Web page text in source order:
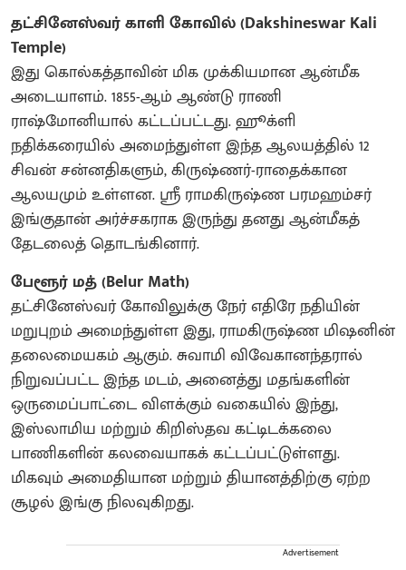
தட்சினேஸ்வர் காளி கோவில் (Dakshineswar Kali
Temple)
​இது கொல்கத்தாவின் மிக முக்கியமான ஆன்மீக
அடையாளம். 1855-ஆம் ஆண்டு ராணி
ராஷ்மோனியால் கட்டப்பட்டது. ஹூக்ளி
நதிக்கரையில் அமைந்துள்ள இந்த ஆலயத்தில் 12
சிவன் சன்னதிகளும், கிருஷ்ணர்-ராதைக்கான
ஆலயமும் உள்ளன. ஸ்ரீ ராமகிருஷ்ண பரமஹம்சர்
இங்குதான் அர்ச்சகராக இருந்து தனது ஆன்மீகத்
தேடலைத் தொடங்கினார்.
பேளூர் மத் (Belur Math)
​தட்சினேஸ்வர் கோவிலுக்கு நேர் எதிரே நதியின்
மறுபுறம் அமைந்துள்ள இது, ராமகிருஷ்ண மிஷனின்
தலைமையகம் ஆகும். சுவாமி விவேகானந்தரால்
நிறுவப்பட்ட இந்த மடம், அனைத்து மதங்களின்
ஒருமைப்பாட்டை விளக்கும் வகையில் இந்து,
இஸ்லாமிய மற்றும் கிறிஸ்தவ கட்டிடக்கலை
பாணிகளின் கலவையாகக் கட்டப்பட்டுள்ளது.
மிகவும் அமைதியான மற்றும் தியானத்திற்கு ஏற்ற
சூழல் இங்கு நிலவுகிறது.
Advertisement